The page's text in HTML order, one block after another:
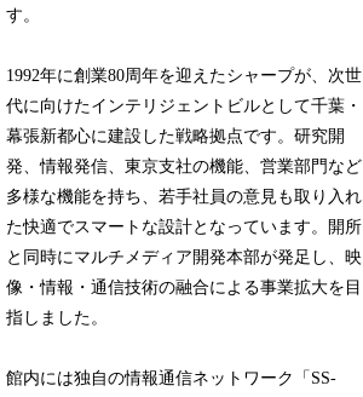
す。
1992年に創業80周年を迎えたシャープが、次世
代に向けたインテリジェントビルとして千葉・
幕張新都心に建設した戦略拠点です。研究開
発、情報発信、東京支社の機能、営業部門など
多様な機能を持ち、若手社員の意見も取り入れ
た快適でスマートな設計となっています。開所
と同時にマルチメディア開発本部が発足し、映
像・情報・通信技術の融合による事業拡大を目
指しました。
館内には独自の情報通信ネットワーク「SS-